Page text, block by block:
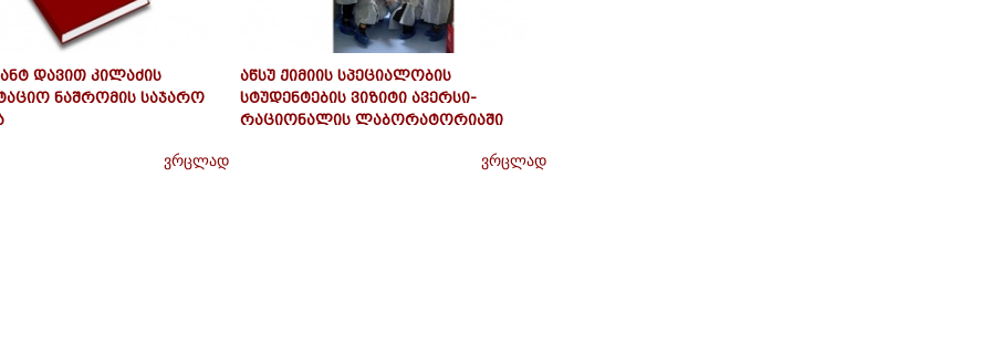
დავით კილაძის
ნაშრომის საჯარო
ვრცლად
აწსუ ქიმიის სპეციალობის
სტუდენტების ვიზიტი ავერსი-
რაციონალის ლაბორატორიაში
ვრცლად